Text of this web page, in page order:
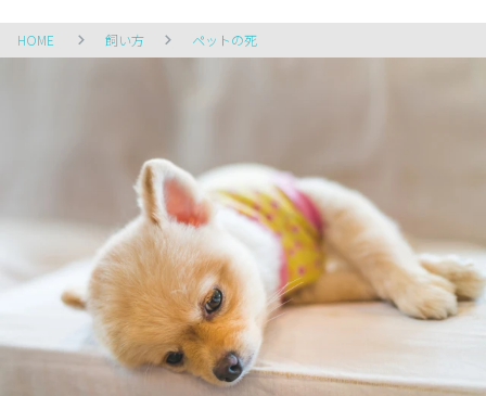
HOME 飼い方 ペットの死